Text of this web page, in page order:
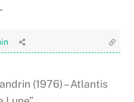
(1976) – Atlantis